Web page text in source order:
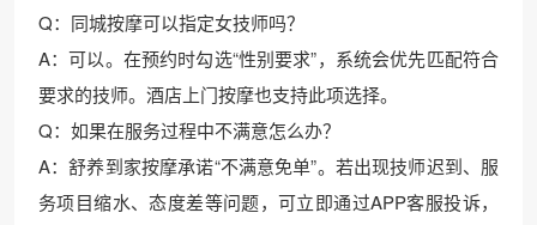
Q：同城按摩可以指定女技师吗？
A：可以。在预约时勾选“性别要求”，系统会优先匹配符合
要求的技师。酒店上门按摩也支持此项选择。
Q：如果在服务过程中不满意怎么办？
A：舒养到家按摩承诺“不满意免单”。若出现技师迟到、服
务项目缩水、态度差等问题，可立即通过APP客服投诉，